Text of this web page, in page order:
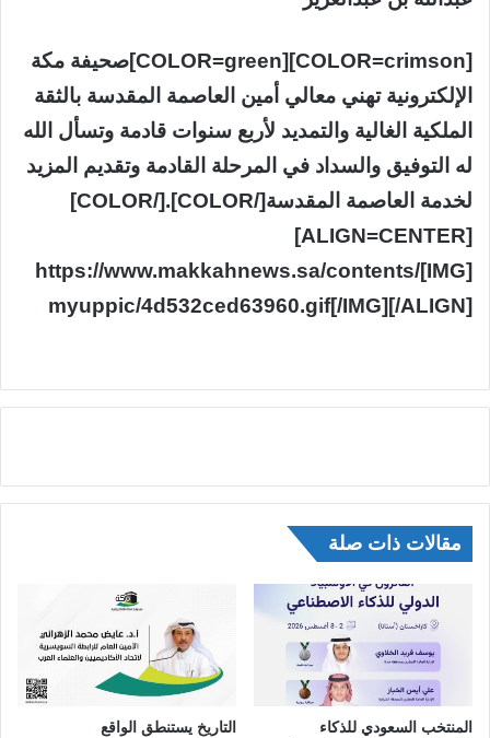
[COLOR=crimson][COLOR=green]صحيفة مكة
الإلكترونية تهني معالي أمين العاصمة المقدسة بالثقة
الملكية الغالية والتمديد لأربع سنوات قادمة وتسأل الله
له التوفيق والسداد في المرحلة القادمة وتقديم المزيد
لخدمة العاصمة المقدسة[/COLOR].[/COLOR]
[ALIGN=CENTER]
[IMG]https://www.makkahnews.sa/contents/
myuppic/4d532ced63960.gif[/IMG][/ALIGN]
مقالات ذات صلة
المنتخب السعودي للذكاء
التاريخ يستنطق الواقع